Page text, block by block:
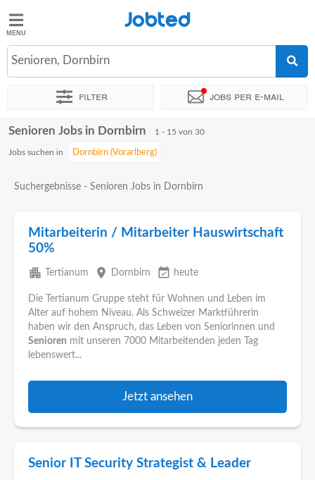
Jobted
Jobs
Jobted
Senioren, Dornbirn
Filter Jobs per e-mail
Sortieren nach Genauer Standort Unternehmen
Senioren Jobs in Dornbirn 1 - 15 von 30
Jobs suchen in
Suchergebnisse - Senioren Jobs in Dornbirn
Mitarbeiterin / Mitarbeiter Hauswirtschaft
50%
apartment Tertianum place Dornbirn event_available heute
Die Tertianum Gruppe steht für Wohnen und Leben im
Alter auf hohem Niveau. Als Schweizer Marktführerin
haben wir den Anspruch, das Leben von Seniorinnen und
Senioren mit unseren 7000 Mitarbeitenden jeden Tag
lebenswert...
Jetzt ansehen
Senior IT Security Strategist & Leader